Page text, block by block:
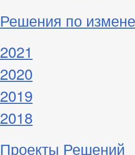
Решения по
2021
2020
2019
2018
Проекты Решений